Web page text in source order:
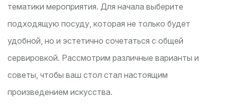
тематики мероприятия. Для начала выберите
подходящую посуду, которая не только будет
удобной, но и эстетично сочетаться с общей
сервировкой. Рассмотрим различные варианты и
советы, чтобы ваш стол стал настоящим
произведением искусства.